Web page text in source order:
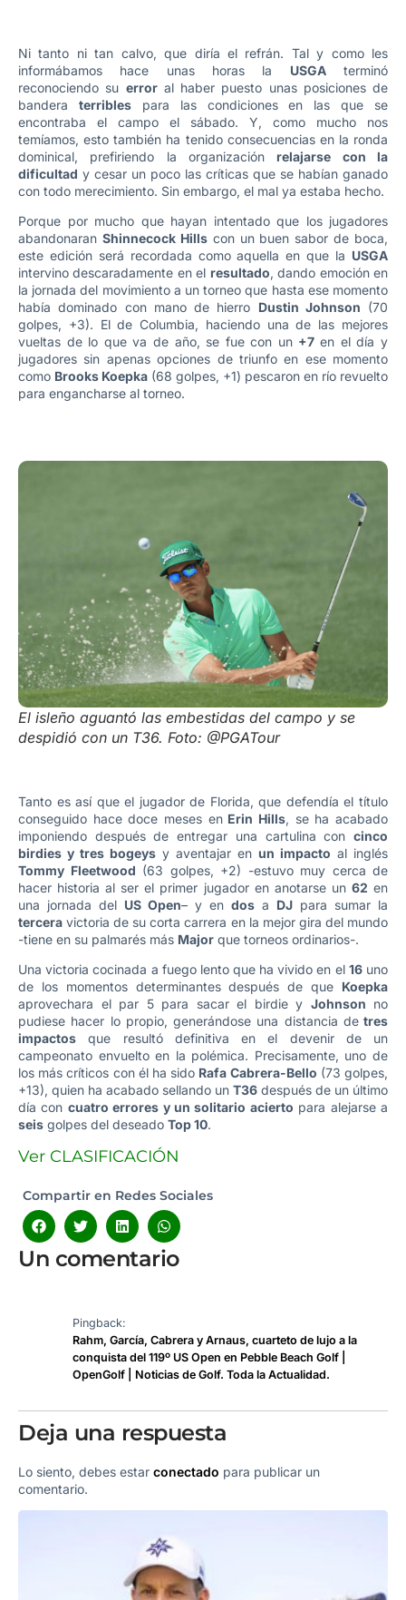
Ni tanto ni tan calvo, que diría el refrán. Tal y como les
informábamos hace unas horas la USGAterminó
reconociendo su erroral haber puesto unas posiciones de
bandera terriblespara las condiciones en las que se
encontraba el campo el sábado. Y, como mucho nos
temíamos, esto también ha tenido consecuencias en la ronda
dominical, prefiriendo la organización relajarse con la
dificultad y cesar un poco las críticas que se habían ganado
con todo merecimiento. Sin embargo, el mal ya estaba hecho.
Porque por mucho que hayan intentado que los jugadores
abandonaran Shinnecock Hillscon un buen sabor de boca,
este edición será recordada como aquella en que la USGA
intervino descaradamente en el resultado, dando emoción en
la jornada del movimiento a un torneo que hasta ese momento
había dominado con mano de hierro Dustin Johnson (70
golpes, +3). El de Columbia, haciendo una de las mejores
vueltas de lo que va de año, se fue con un +7en el día y
jugadores sin apenas opciones de triunfo en ese momento
como Brooks Koepka (68 golpes, +1) pescaron en río revuelto
para engancharse al torneo.
El isleño aguantó las embestidas del campo y se
despidió con un T36. Foto: @PGATour
Tanto es así que el jugador de Florida, que defendía el título
conseguido hace doce meses enErin Hills, se ha acabado
imponiendo después de entregar una cartulina con cinco
birdies y tres bogeys y aventajar en un impacto al inglés
Tommy Fleetwood (63 golpes, +2) -estuvo muy cerca de
hacer historia al ser el primer jugador en anotarse un 62 en
una jornada del US Open– y en dos a DJ para sumar la
tercera victoria de su corta carrera en la mejor gira del mundo
-tiene en su palmarés más Major que torneos ordinarios-.
Una victoria cocinada a fuego lento que ha vivido en el 16uno
de los momentos determinantes después de que Koepka
aprovechara el par 5 para sacar el birdie y Johnson no
pudiese hacer lo propio, generándose una distancia detres
impactos que resultó definitiva en el devenir de un
campeonato envuelto en la polémica. Precisamente, uno de
los más críticos con él ha sido Rafa Cabrera-Bello (73 golpes,
+13), quien ha acabado sellando un T36 después de un último
día con cuatro errores y un solitario acierto para alejarse a
seis golpes del deseado Top 10.
Ver CLASIFICACIÓN
Compartir en Redes Sociales
Un comentario
Pingback:
Rahm, García, Cabrera y Arnaus, cuarteto de lujo a la
conquista del 119º US Open en Pebble Beach Golf |
OpenGolf | Noticias de Golf. Toda la Actualidad.
Deja una respuesta
Lo siento, debes estar conectado para publicar un
comentario.